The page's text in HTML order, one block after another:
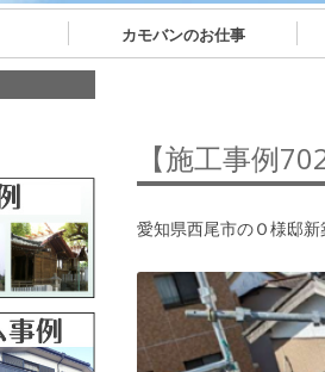
カモバンのお仕事
【施工事例
愛知県西尾市のＯ様邸